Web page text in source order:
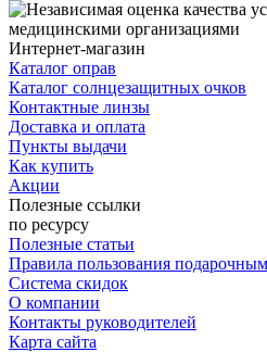
Интернет-магазин
Каталог оправ
Каталог солнцезащитных очков
Контактные линзы
Доставка и оплата
Пункты выдачи
Как купить
Акции
Полезные ссылки
по ресурсу
Полезные статьи
Правила пользования
Система скидок
О компании
Контакты руководителей
Карта сайта